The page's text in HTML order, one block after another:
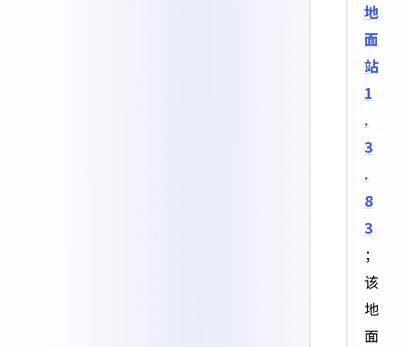
地
面
站
1
.
3
.
8
3
；
该
地
面